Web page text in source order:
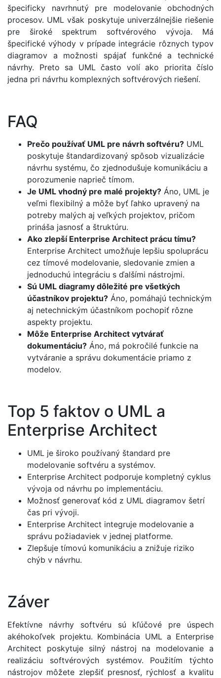
špecificky navrhnutý pre modelovanie obchodných
procesov. UML však poskytuje univerzálnejšie riešenie
pre široké spektrum softvérového vývoja. Má
špecifické výhody v prípade integrácie rôznych typov
diagramov a možnosti spájať funkčné a technické
návrhy. Preto sa UML často volí ako priorita číslo
jedna pri návrhu komplexných softvérových riešení.
FAQ
Prečo používať UML pre návrh softvéru? UML
poskytuje štandardizovaný spôsob vizualizácie
návrhu systému, čo zjednodušuje komunikáciu a
porozumenie naprieč tímom.
Je UML vhodný pre malé projekty? Áno, UML je
veľmi flexibilný a môže byť ľahko upravený na
potreby malých aj veľkých projektov, pričom
prináša jasnosť a štruktúru.
Ako zlepší Enterprise Architect prácu tímu?
Enterprise Architect umožňuje lepšiu spoluprácu
cez tímové modelovanie, sledovanie zmien a
jednoduchú integráciu s ďalšími nástrojmi.
Sú UML diagramy dôležité pre všetkých
účastníkov projektu? Áno, pomáhajú technickým
aj netechnickým účastníkom pochopiť rôzne
aspekty projektu.
Môže Enterprise Architect vytvárať
dokumentáciu? Áno, má pokročilé funkcie na
vytváranie a správu dokumentácie priamo z
modelov.
Top 5 faktov o UML a
Enterprise Architect
UML je široko používaný štandard pre
modelovanie softvéru a systémov.
Enterprise Architect podporuje kompletný cyklus
vývoja od návrhu po implementáciu.
Možnosť generovať kód z UML diagramov šetrí
čas pri vývoji.
Enterprise Architect integruje modelovanie a
správu požiadaviek v jednej platforme.
Zlepšuje tímovú komunikáciu a znižuje riziko
chýb v návrhu.
Záver
Efektívne návrhy softvéru sú kľúčové pre úspech
akéhokoľvek projektu. Kombinácia UML a Enterprise
Architect poskytuje silný nástroj na modelovanie a
realizáciu softvérových systémov. Použitím týchto
nástrojov môžete zlepšiť presnosť, rýchlosť a kvalitu